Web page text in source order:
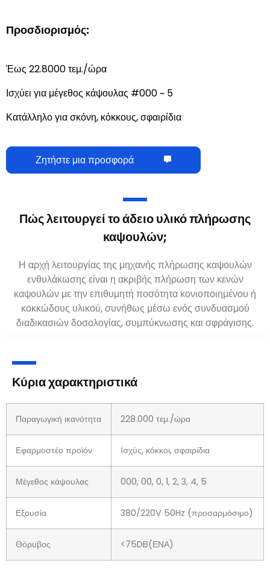
Προσδιορισμός:
Έως 22.8000 τεμ./ώρα
Ισχύει για μέγεθος κάψουλας #000 ~ 5
Κατάλληλο για σκόνη, κόκκους, σφαιρίδια
Ζητήστε μια προσφορά
Πώς λειτουργεί το άδειο υλικό πλήρωσης
καψουλών;
Η αρχή λειτουργίας της μηχανής πλήρωσης καψουλών
ενθυλάκωσης είναι η ακριβής πλήρωση των κενών
καψουλών με την επιθυμητή ποσότητα κονιοποιημένου ή
κοκκώδους υλικού, συνήθως μέσω ενός συνδυασμού
διαδικασιών δοσολογίας, συμπύκνωσης και σφράγισης.
Κύρια χαρακτηριστικά
Παραγωγική ικανότητα 228.000 τεμ./ώρα
Εφαρμοστέο προϊόν Ισχύς, κόκκοι, σφαιρίδια
Μέγεθος κάψουλας 000, 00, 0, 1, 2, 3, 4, 5
Εξουσία 380/220V 50Hz (προσαρμόσιμο)
Θόρυβος <75DB(ΕΝΑ)